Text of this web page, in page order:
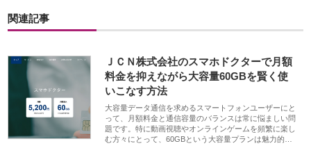
関連記事
ＪＣＮ株式会社のスマホドクターで月額
料金を抑えながら大容量60GBを賢く使
いこなす方法
大容量データ通信を求めるスマートフォンユーザーにと
って、月額料金と通信容量のバランスは常に悩ましい問
題です。特に動画視聴やオンラインゲームを頻繁に楽し
む方々にとって、60GBという大容量プランは魅力的…